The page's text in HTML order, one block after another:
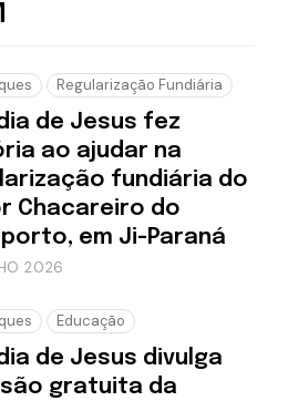
Regularização Fundiária
de Jesus fez
ao ajudar na
fundiária do
Chacareiro do
em Ji-Paraná
2026
Educação
de Jesus divulga
gratuita da